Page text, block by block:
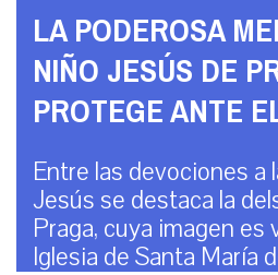
LA PODEROSA
NIÑO JESÚS DE
PROTEGE ANTE
Entre las devociones a
Jesús se destaca la
Praga, cuya imagen es
Iglesia de Santa María